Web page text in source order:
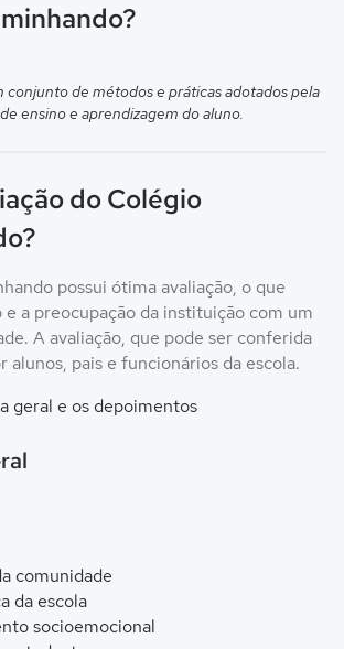
conjunto de métodos e práticas adotados pela
ensino e aprendizagem do aluno.
do Colégio
possui ótima avaliação, o que
a preocupação da instituição com um
A avaliação, que pode ser conferida
alunos, pais e funcionários da escola.
geral e os depoimentos
comunidade
da escola
socioemocional